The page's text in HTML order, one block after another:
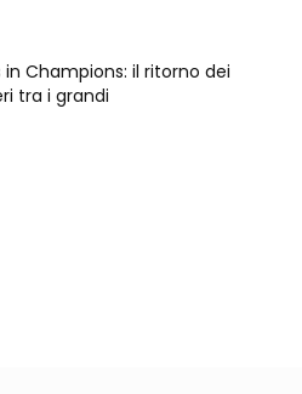
Champions: il ritorno dei
tra i grandi